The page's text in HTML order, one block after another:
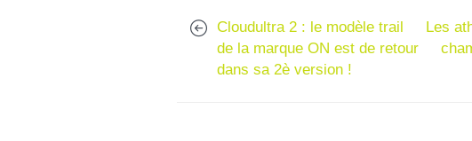
Cloudultra 2 : le modèle trail
de la marque ON est de retour
dans sa 2è version !
Les